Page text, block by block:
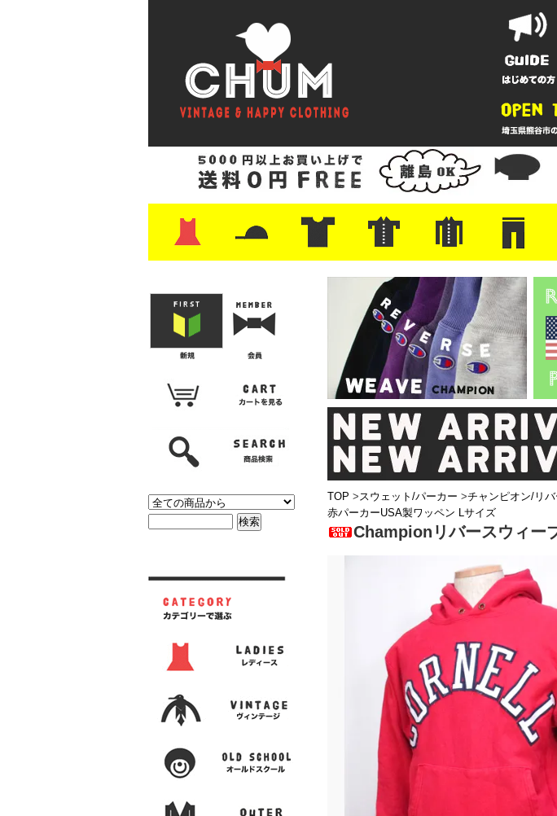
・レザーシューズ/スニーカー
・プリントTシャツ
・バンド/ツアー
・キャラクター
・Nike/adidas/スポーツ
・チャンピオン
・サーフ/スケート
・ボーダー/総柄/無地
・フットボール/リンガー
・タンクトップ/NBA・ポロシャツ
・半袖シャツ
・アロハ/サーフ/ボーリング
・ラルフ/ブランド
・無地/チェック/ストライプ
・ワーク/ミリタリー/ウエスタ
・ネル/ウール ・ショートパンツ
・アウトドア/グラ
・ジーンズ/ペイン
・Levi's RED
・ミリタリー/ワー
・コーデュロイ/ス
・コットン/スラッ
・オーバーオール/
・ジャージ/スウェ
ン
TOP >スウェット/パーカー >チャンピオン/リ
赤パーカーUSA製ワッペン Lサイズ
Championリバースウィー